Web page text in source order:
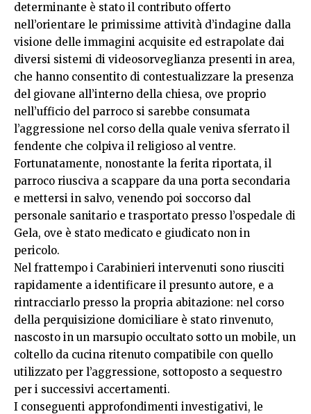
determinante è stato il contributo offerto
nell’orientare le primissime attività d’indagine dalla
visione delle immagini acquisite ed estrapolate dai
diversi sistemi di videosorveglianza presenti in area,
che hanno consentito di contestualizzare la presenza
del giovane all’interno della chiesa, ove proprio
nell’ufficio del parroco si sarebbe consumata
l’aggressione nel corso della quale veniva sferrato il
fendente che colpiva il religioso al ventre.
Fortunatamente, nonostante la ferita riportata, il
parroco riusciva a scappare da una porta secondaria
e mettersi in salvo, venendo poi soccorso dal
personale sanitario e trasportato presso l’ospedale di
Gela, ove è stato medicato e giudicato non in
pericolo.
Nel frattempo i Carabinieri intervenuti sono riusciti
rapidamente a identificare il presunto autore, e a
rintracciarlo presso la propria abitazione: nel corso
della perquisizione domiciliare è stato rinvenuto,
nascosto in un marsupio occultato sotto un mobile, un
coltello da cucina ritenuto compatibile con quello
utilizzato per l’aggressione, sottoposto a sequestro
per i successivi accertamenti.
I conseguenti approfondimenti investigativi, le